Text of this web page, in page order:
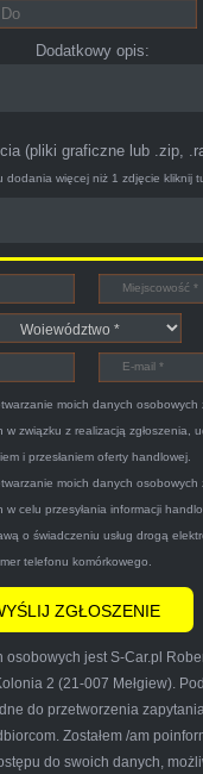
i profesjonalna firma
.
bardzo zadowolona z
swoją wysłużoną
miły grzeczny pan
autolawetą
wypisał dokumenty i
mogę polecić
z ich usług
i każdy tam
na ich temat.
Iwona Górska
Dodatkowy opis:
(pliki graficzne lub .zip,
dodania więcej niż 1 zdjęcie kliknij
moich danych osobowych
związku z realizacją zgłoszenia,
i przesłaniem oferty handlowej.
moich danych osobowych
celu przesyłania informacji
o świadczeniu usług drogą
telefonu komórkowego.
osobowych jest S-Car.pl
2 (21-007 Mełgiew).
do przetworzenia
Zostałem /am
do swoich danych,